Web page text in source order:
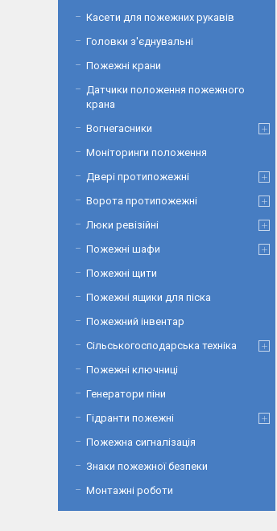
Касети для пожежних рукавів
Головки з'єднувальні
Пожежні крани
Датчики положення пожежного
крана
Вогнегасники
Моніторинги положення
Двері протипожежні
Ворота протипожежні
Люки ревізійні
Пожежні шафи
Пожежні щити
Пожежні ящики для піска
Пожежний інвентар
Сільськогосподарська техніка
Пожежні ключниці
Генератори піни
Гідранти пожежні
Пожежна сигналізація
Знаки пожежної безпеки
Монтажні роботи